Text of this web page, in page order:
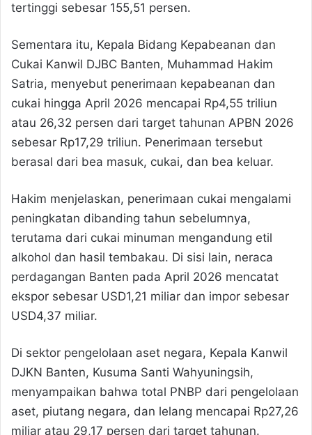
tertinggi sebesar 155,51 persen.
Sementara itu, Kepala Bidang Kepabeanan dan
Cukai Kanwil DJBC Banten, Muhammad Hakim
Satria, menyebut penerimaan kepabeanan dan
cukai hingga April 2026 mencapai Rp4,55 triliun
atau 26,32 persen dari target tahunan APBN 2026
sebesar Rp17,29 triliun. Penerimaan tersebut
berasal dari bea masuk, cukai, dan bea keluar.
Hakim menjelaskan, penerimaan cukai mengalami
peningkatan dibanding tahun sebelumnya,
terutama dari cukai minuman mengandung etil
alkohol dan hasil tembakau. Di sisi lain, neraca
perdagangan Banten pada April 2026 mencatat
ekspor sebesar USD1,21 miliar dan impor sebesar
USD4,37 miliar.
Di sektor pengelolaan aset negara, Kepala Kanwil
DJKN Banten, Kusuma Santi Wahyuningsih,
menyampaikan bahwa total PNBP dari pengelolaan
aset, piutang negara, dan lelang mencapai Rp27,26
miliar atau 29,17 persen dari target tahunan.